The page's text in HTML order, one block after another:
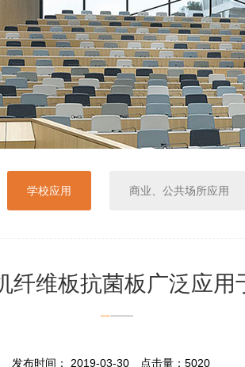
学校应用 商业、公共场所应用
纤维板抗菌板广泛应用
发布时间： 2019-03-30 点击量：5020